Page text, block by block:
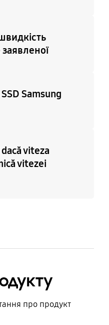
Samsung
viteza
vitezei
про продукт